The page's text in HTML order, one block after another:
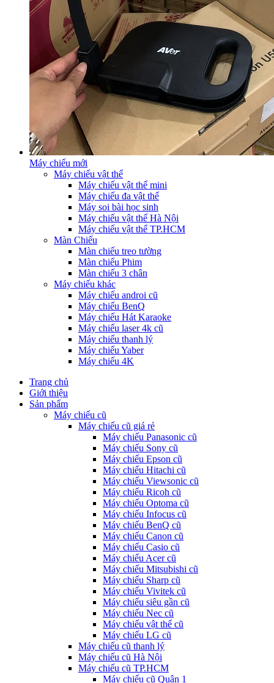
Máy chiếu mới
Máy chiếu vật thể
Máy chiếu vật thể mini
Máy chiếu đa vật thể
Máy soi bài học sinh
Máy chiếu vật thể Hà Nội
Máy chiếu vật thể TP.HCM
Màn Chiếu
Màn chiếu treo tường
Màn chiếu Phim
Màn chiếu 3 chân
Máy chiếu khác
Máy chiếu androi cũ
Máy chiếu BenQ
Máy chiếu Hát Karaoke
Máy chiếu laser 4k cũ
Máy chiếu thanh lý
Máy chiếu Yaber
Máy chiếu 4K
Trang chủ
Giới thiệu
Sản phẩm
Máy chiếu cũ
Máy chiếu cũ giá rẻ
Máy chiếu Panasonic cũ
Máy chiếu Sony cũ
Máy chiếu Epson cũ
Máy chiếu Hitachi cũ
Máy chiếu Viewsonic cũ
Máy chiếu Ricoh cũ
Máy chiếu Optoma cũ
Máy chiếu Infocus cũ
Máy chiếu BenQ cũ
Máy chiếu Canon cũ
Máy chiếu Casio cũ
Máy chiếu Acer cũ
Máy chiếu Mitsubishi cũ
Máy chiếu Sharp cũ
Máy chiếu Vivitek cũ
Máy chiếu siêu gần cũ
Máy chiếu Nec cũ
Máy chiếu vật thể cũ
Máy chiếu LG cũ
Máy chiếu cũ thanh lý
Máy chiếu cũ Hà Nội
Máy chiếu cũ TP.HCM
Máy chiếu cũ Quận 1